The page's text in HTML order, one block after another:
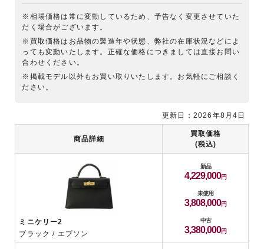
※相場価格は常に変動しているため、予告なく変更させていた
だく場合がございます。
※買取価格はお品物の製造年や状態、弊社の在庫状況などによ
っても変動いたします。正確な価格につきましては直接お問い
合わせください。
※掲載モデル以外もお買い取りいたします。お気軽にご相談く
ださい。
商品詳細
買取価格
(税込)
ミニケリー2
ブラック / エプソン
新品
4,229,000
未使用
3,808,000
中古
3,380,000
更新日：2026年8月4日